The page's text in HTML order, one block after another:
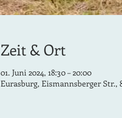
Zeit & Ort
01. Juni 2024, 18:30 – 20:00
Eurasburg, Eismannsberger Str.,